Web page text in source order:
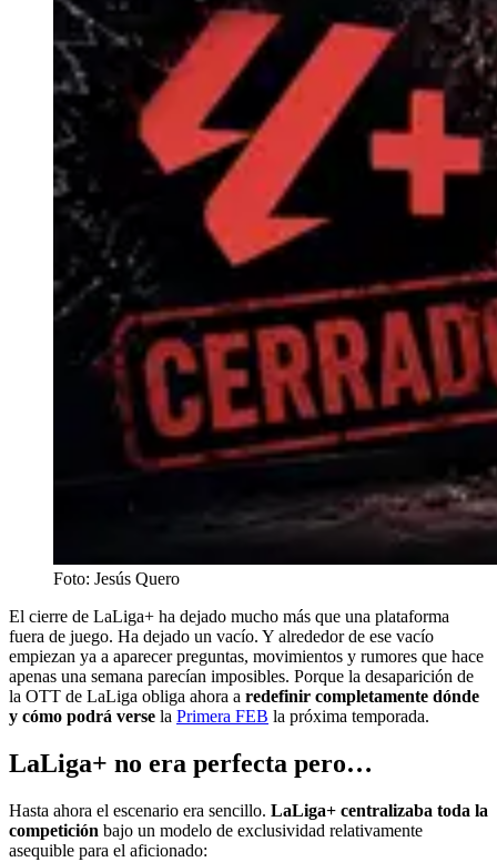
Foto: Jesús Quero
El cierre de LaLiga+ ha dejado mucho más que una plataforma
fuera de juego. Ha dejado un vacío. Y alrededor de ese vacío
empiezan ya a aparecer preguntas, movimientos y rumores que hace
apenas una semana parecían imposibles. Porque la desaparición de
la OTT de LaLiga obliga ahora a redefinir completamente dónde
y cómo podrá verse la Primera FEB la próxima temporada.
LaLiga+ no era perfecta pero…
Hasta ahora el escenario era sencillo. LaLiga+ centralizaba toda la
competición bajo un modelo de exclusividad relativamente
asequible para el aficionado: